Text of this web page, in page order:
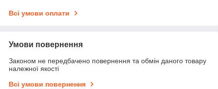
Всі умови оплати
Умови повернення
Законом не передбачено повернення та обмін даного товару
належної якості
Всі умови повернення